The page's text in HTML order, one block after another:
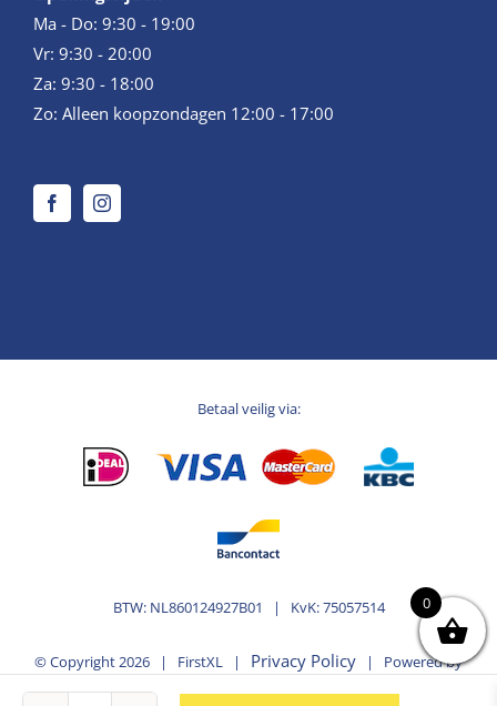
Ma - Do: 9:30 - 19:00
Vr: 9:30 - 20:00
Za: 9:30 - 18:00
Zo: Alleen koopzondagen 12:00 - 17:00
Betaal veilig via:
BTW: NL860124927B01 | KvK: 75057514
© Copyright2026 | FirstXL | Privacy Policy | Powered by
MplusKASSA Woocommerce&WooCommerce
0